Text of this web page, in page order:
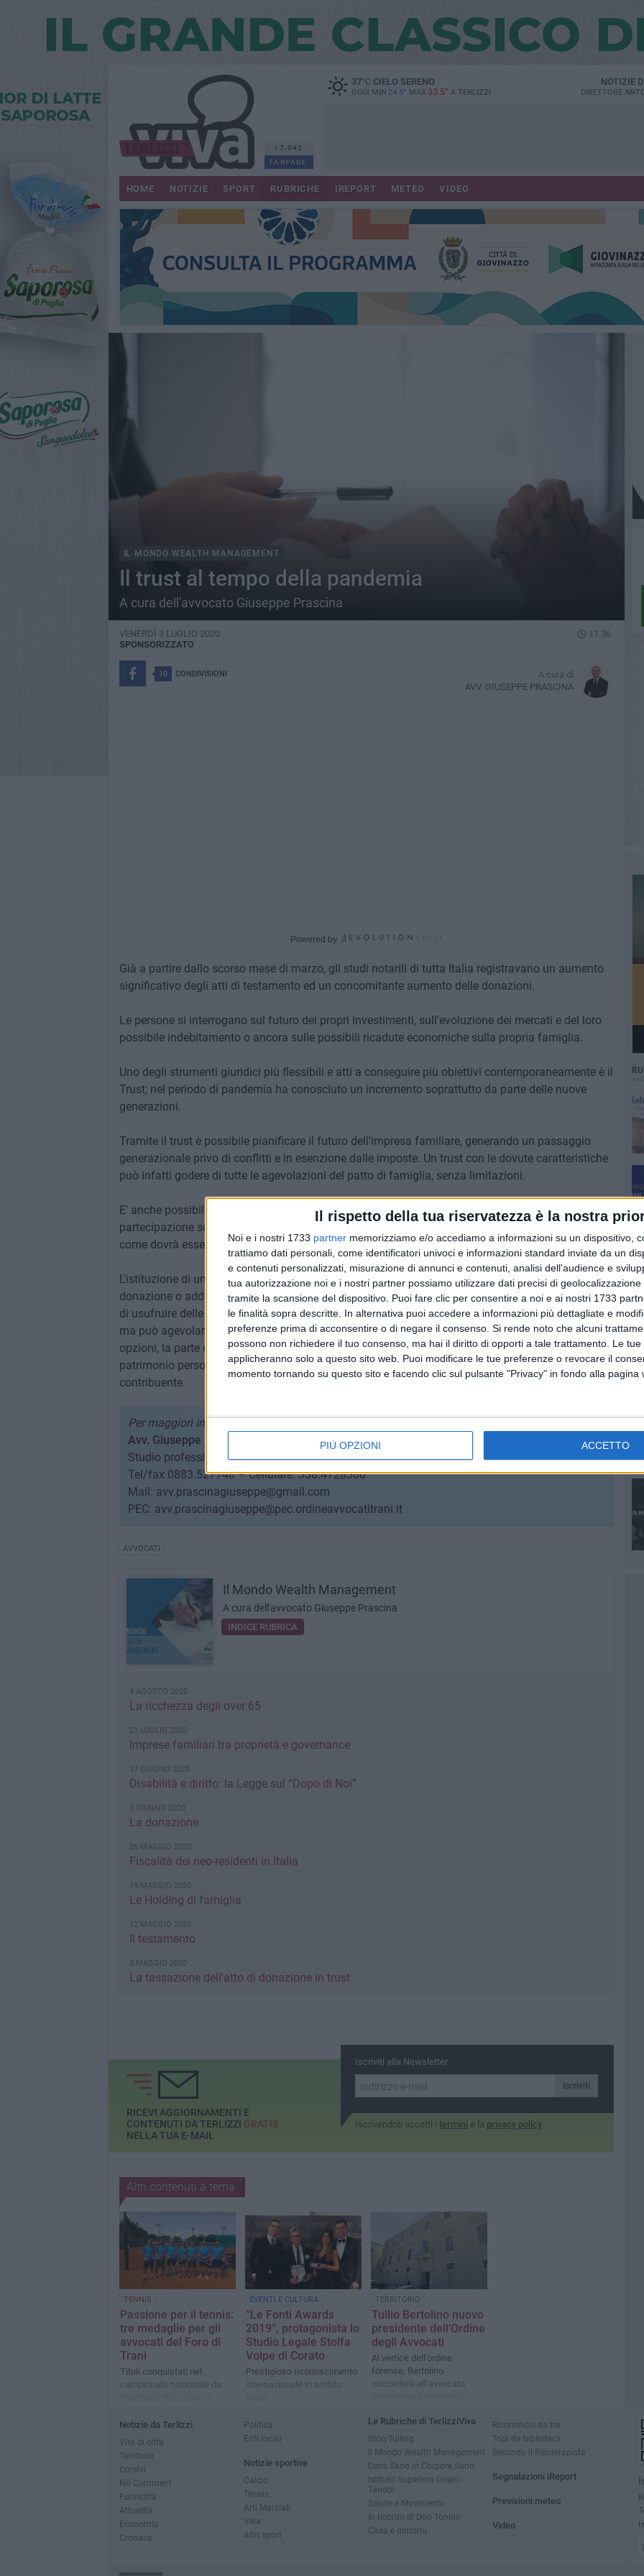
Il rispetto della tua riservatezza è la nostra
Noi e i nostri 1733 partner memorizziamo e/o accediamo a informazioni su un dispositivo,
trattiamo dati personali, come identificatori univoci e informazioni standard inviate da un
e contenuti personalizzati, misurazione di annunci e contenuti, analisi dell'audience e
tua autorizzazione noi e i nostri partner possiamo utilizzare dati precisi di
tramite la scansione del dispositivo. Puoi fare clic per consentire a noi e ai nostri 1733
le finalità sopra descritte. In alternativa puoi accedere a informazioni più dettagliate e
preferenze prima di acconsentire o di negare il consenso. Si rende noto che alcuni
possono non richiedere il tuo consenso, ma hai il diritto di opporti a tale trattamento. Le
applicheranno solo a questo sito web. Puoi modificare le tue preferenze o revocare il
momento tornando su questo sito e facendo clic sul pulsante "Privacy" in fondo alla pagina
PIÙ OPZIONI ACCETTO
17.042
FANPAGE
37°CCIELO SERENO
OGGI MIN 24.5° MAX 33.5° A TERLIZZI
NOTIZIE
DIRETTORE
HOME NOTIZIE SPORT RUBRICHE IREPORT METEO VIDEO
IL MONDO WEALTH MANAGEMENT
Il trust al tempo della pandemia
A cura dell'avvocato Giuseppe Prascina
VENERDÌ 3 LUGLIO 2020
11.36
SPONSORIZZATO
10 CONDIVISIONI
A cura di
AVV. GIUSEPPE PRASCINA
Powered by
Già a partire dallo scorso mese di marzo, gli studi notarili di tutta Italia registravano un aumento
significativo degli atti di testamento ed un concomitante aumento delle donazioni.
Le persone si interrogano sul futuro dei propri investimenti, sull'evoluzione dei mercati e del loro
possibile indebitamento o ancora sulle possibili ricadute economiche sulla propria famiglia.
Uno degli strumenti giuridici più flessibili e atti a conseguire più obiettivi contemporaneamente è il
Trust; nel periodo di pandemia ha conosciuto un incremento soprattutto da parte delle nuove
generazioni.
Tramite il trust è possibile pianificare il futuro dell'impresa familiare, generando un passaggio
generazionale privo di conflitti e in esenzione dalle imposte. Un trust con le dovute caratteristiche
può infatti godere di tutte le agevolazioni del patto di famiglia, senza limitazioni.
E' anche possibile separare la nuda proprietà e l'usufrutto di un bene immobile o di una
partecipazione societaria, permettendo al disponente di godere dei frutti del bene e di decidere
come dovrà essere gestita la piena proprietà, in favore delle generazioni future.
L'istituzione di un trust può anche essere attuata in combinazione con il testamento o con la
donazione o addirittura con lo spostamento di residenza. Lo spossessamento non solo permette
di usufruire delle vantaggiose aliquote fiscali del testo unico sulle successioni n. 346 del 1990,
ma può agevolare chi istituisce il trust nella decisione di trasferirsi. In presenza di determinate
opzioni, la parte di beni che viene vincolata nel trust non viene inclusa nel calcolo totale del
patrimonio personale, con conseguente alleggerimento del carico fiscale generale del
contribuente.
Per maggiori informazioni
Avv. Giuseppe Prascina
Studio professionale: Corso V. Emanuele n. 105 – Barletta
Tel/fax 0883.527748 – Cellulare: 338.4728360
Mail: avv.prascinagiuseppe@gmail.com
PEC: avv.prascinagiuseppe@pec.ordineavvocatitrani.it
AVVOCATI
Il Mondo Wealth Management
A cura dell'avvocato Giuseppe Prascina
INDICE RUBRICA
4 AGOSTO 2020
La ricchezza degli over 65
21 LUGLIO 2020
Imprese familiari tra proprietà e governance
17 GIUGNO 2020
Disabilità e diritto: la Legge sul “Dopo di Noi”
5 GIUGNO 2020
La donazione
26 MAGGIO 2020
Fiscalità dei neo-residenti in Italia
19 MAGGIO 2020
Le Holding di famiglia
12 MAGGIO 2020
Il testamento
5 MAGGIO 2020
La tassazione dell'atto di donazione in trust
Iscriviti alla Newsletter
Iscriviti
Iscrivendoti accetti i termini e la privacy policy
RICEVI AGGIORNAMENTI E
CONTENUTI DA TERLIZZI GRATIS
NELLA TUA E-MAIL
Altri contenuti a tema
TENNIS
Passione per il tennis:
tre medaglie per gli
avvocati del Foro di
Trani
Titoli conquistati nel
campionato nazionale da
EVENTI E CULTURA
“Le Fonti Awards
2019”, protagonista lo
Studio Legale Stolfa
Volpe di Corato
Prestigioso riconoscimento
internazionale in ambito
TERRITORIO
Tullio Bertolino nuovo
presidente dell'Ordine
degli Avvocati
Al vertice dell'ordine
forense, Bertolino
succederà all’avvocato
Notizie da Terlizzi
Vita di città
Territorio
Corsivi
No Comment
Fuoricittà
Attualità
Economia
Cronaca
Politica
Enti locali
Notizie sportive
Calcio
Tennis
Arti Marziali
Vela
Altri sport
Le Rubriche di TerlizziViva
StoryTulling
Il Mondo Wealth Management
Dens Sano in Corpore Sano
Istituto Superiore Oriani -
Tandoi
Salute e Movimento
In ricordo di Don Tonino
Casa e dintorni
Ricomincio da tre
Topi da biblioteca
Secondo il fisioterapista
Segnalazioni iReport
Previsioni meteo
Video